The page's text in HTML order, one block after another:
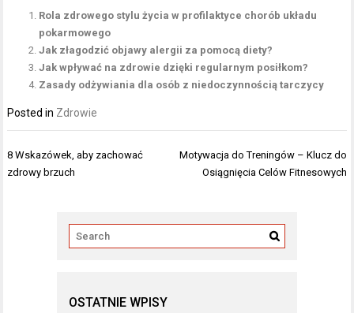
Rola zdrowego stylu życia w profilaktyce chorób układu
pokarmowego
Jak złagodzić objawy alergii za pomocą diety?
Jak wpływać na zdrowie dzięki regularnym posiłkom?
Zasady odżywiania dla osób z niedoczynnością tarczycy
Posted in Zdrowie
Nawigacja
wpisu
8 Wskazówek, aby zachować
zdrowy brzuch
Motywacja do Treningów – Klucz do
Osiągnięcia Celów Fitnesowych
OSTATNIE WPISY